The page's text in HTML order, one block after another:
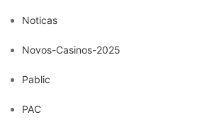
Noticas
Novos-Casinos-2025
Pablic
PAC